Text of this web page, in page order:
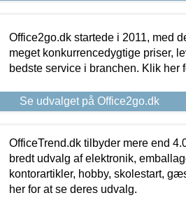
Office2go.dk startede i 2011, med
meget konkurrencedygtige priser,
bedste service i branchen. Klik her
Se udvalget på Office2go.dk
OfficeTrend.dk tilbyder mere end
bredt udvalg af elektronik,
kontorartikler, hobby, skolestart,
her for at se deres udvalg.